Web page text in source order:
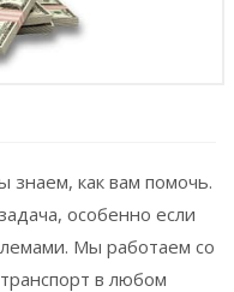
как вам помочь.
особенно если
Мы работаем со
в любом